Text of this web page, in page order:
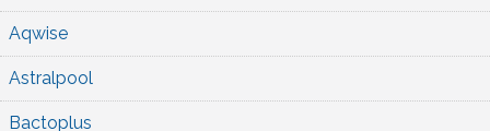
Aqwise
Astralpool
Bactoplus